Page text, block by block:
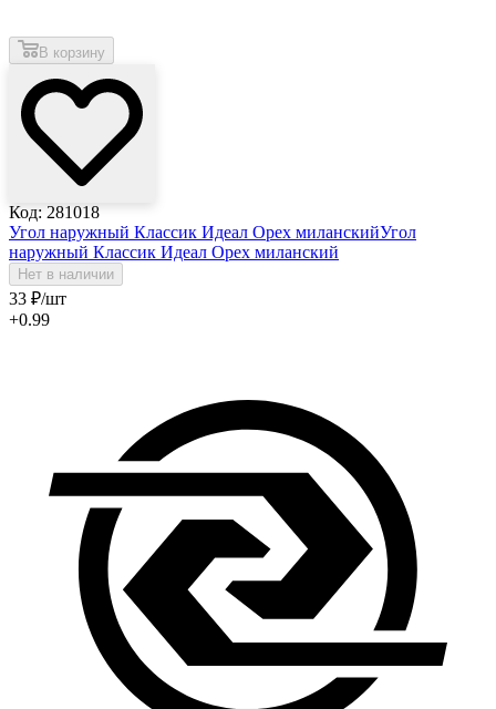
В корзину
Код: 281018
Угол наружный Классик Идеал Орех миланскийУгол
наружный Классик Идеал Орех миланский
Нет в наличии
33 ₽/шт
+0.99